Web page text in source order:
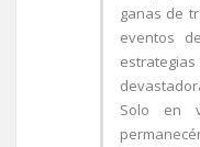
ganas de
eventos
Solo en